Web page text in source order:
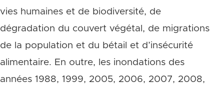
vies humaines et de biodiversité, de
dégradation du couvert végétal, de migrations
de la population et du bétail et d’insécurité
alimentaire. En outre, les inondations des
années 1988, 1999, 2005, 2006, 2007, 2008,